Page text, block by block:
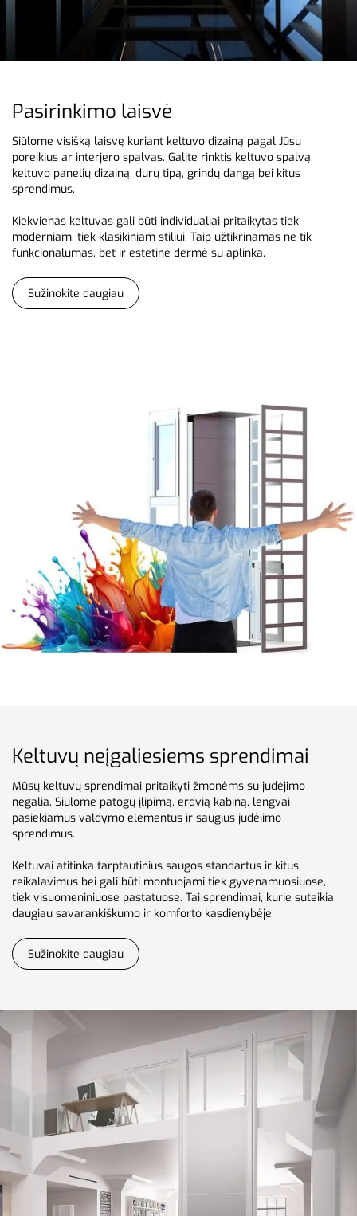
Pasirinkimo laisvė
Siūlome visišką laisvę kuriant keltuvo dizainą pagal Jūsų
poreikius ar interjero spalvas. Galite rinktis keltuvo spalvą,
keltuvo panelių dizainą, durų tipą, grindų dangą bei kitus
sprendimus.
Kiekvienas keltuvas gali būti individualiai pritaikytas tiek
moderniam, tiek klasikiniam stiliui. Taip užtikrinamas ne tik
funkcionalumas, bet ir estetinė dermė su aplinka.
Sužinokite daugiau
Keltuvų neįgaliesiems sprendimai
Mūsų keltuvų sprendimai pritaikyti žmonėms su judėjimo
negalia. Siūlome patogų įlipimą, erdvią kabiną, lengvai
pasiekiamus valdymo elementus ir saugius judėjimo
sprendimus.
Keltuvai atitinka tarptautinius saugos standartus ir kitus
reikalavimus bei gali būti montuojami tiek gyvenamuosiuose,
tiek visuomeniniuose pastatuose. Tai sprendimai, kurie suteikia
daugiau savarankiškumo ir komforto kasdienybėje.
Sužinokite daugiau